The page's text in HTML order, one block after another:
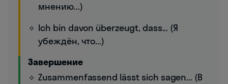
мнению...)
Ich bin davon überzeugt, dass... (Я
убеждён, что...)
Завершение
Zusammenfassend lässt sich sagen... (В